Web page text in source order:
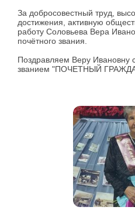
За добросовестный труд,
достижения, активную
работу Соловьева Вера
почётного звания.
Поздравляем Веру Ивановну
званием "ПОЧЕТНЫЙ